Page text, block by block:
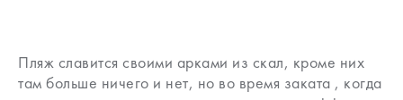
Пляж славится своими арками из скал, кроме них
там больше ничего и нет, но во время заката , когда